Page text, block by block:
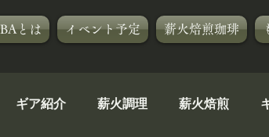
とは イベント予定 薪火焙煎珈琲
ギア紹介 薪火調理 薪火焙煎